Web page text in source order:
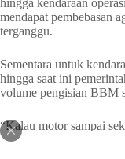
hingga kendaraan
mendapat pembebasan
terganggu.
Sementara untuk
hingga saat ini
volume pengisian BBM
“Kalau motor sampai
nggak apa-apa,” katanya.